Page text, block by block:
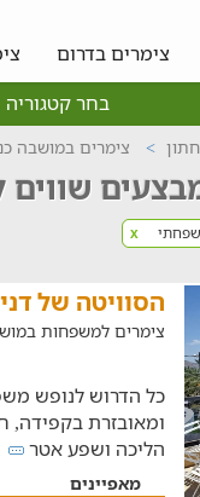
צימרים בדרום
בחר קטגוריה
צימרים במושבה
x
הסוויטה של
צימרים למשפחות
כל הדרוש לנופש
ומאובזרת
הליכה ושפע אטר
מאפיינים